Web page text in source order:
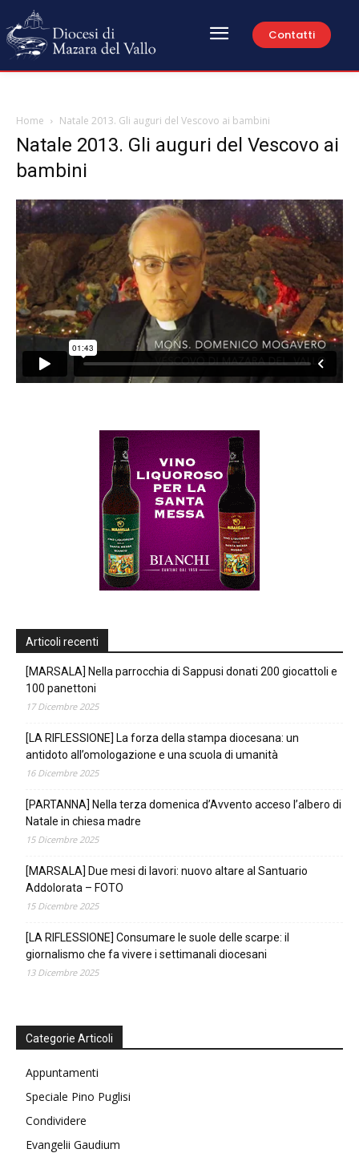
Contatti
Home Natale 2013. Gli auguri del Vescovo ai bambini
Natale 2013. Gli auguri del Vescovo ai
bambini
Articoli recenti
[MARSALA] Nella parrocchia di Sappusi donati 200 giocattoli e
100 panettoni
17 Dicembre 2025
[LA RIFLESSIONE] La forza della stampa diocesana: un
antidoto all’omologazione e una scuola di umanità
16 Dicembre 2025
[PARTANNA] Nella terza domenica d’Avvento acceso l’albero di
Natale in chiesa madre
15 Dicembre 2025
[MARSALA] Due mesi di lavori: nuovo altare al Santuario
Addolorata – FOTO
15 Dicembre 2025
[LA RIFLESSIONE] Consumare le suole delle scarpe: il
giornalismo che fa vivere i settimanali diocesani
13 Dicembre 2025
Categorie Articoli
Appuntamenti
Speciale Pino Puglisi
Condividere
Evangelii Gaudium